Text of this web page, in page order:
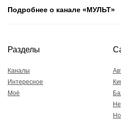
Подробнее о канале «МУЛЬТ»
Разделы
Каналы
Интересное
Моё